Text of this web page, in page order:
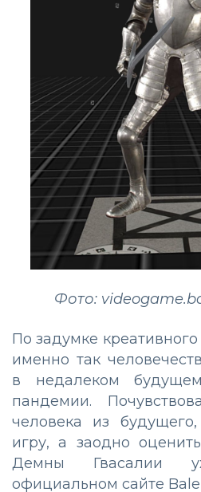
Фото:
По задумке
именно так
в недалеком
пандемии.
человека из
игру, а заодно
Демны Гвасалии
официальном сайте